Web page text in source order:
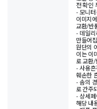
전 확인
- 모니터
이미지
교환/반
- 데일리
만들어
원단의
이는 이
로 교환/
- 사용흔
훼손한
- 솜의
로 간주
- 상세페
해당 내